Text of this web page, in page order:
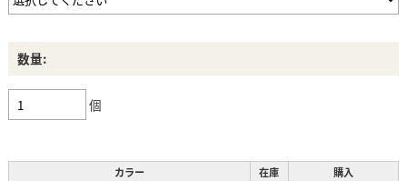
数量:
個
カラー 在庫 購入